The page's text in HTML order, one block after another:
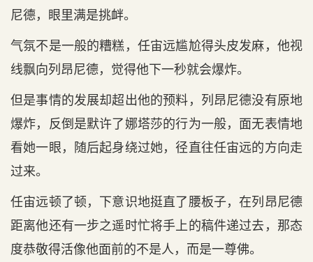
尼德，眼里满是挑衅。
气氛不是一般的糟糕，任宙远尴尬得头皮发麻，他视
线飘向列昂尼德，觉得他下一秒就会爆炸。
但是事情的发展却超出他的预料，列昂尼德没有原地
爆炸，反倒是默许了娜塔莎的行为一般，面无表情地
看她一眼，随后起身绕过她，径直往任宙远的方向走
过来。
任宙远顿了顿，下意识地挺直了腰板子，在列昂尼德
距离他还有一步之遥时忙将手上的稿件递过去，那态
度恭敬得活像他面前的不是人，而是一尊佛。